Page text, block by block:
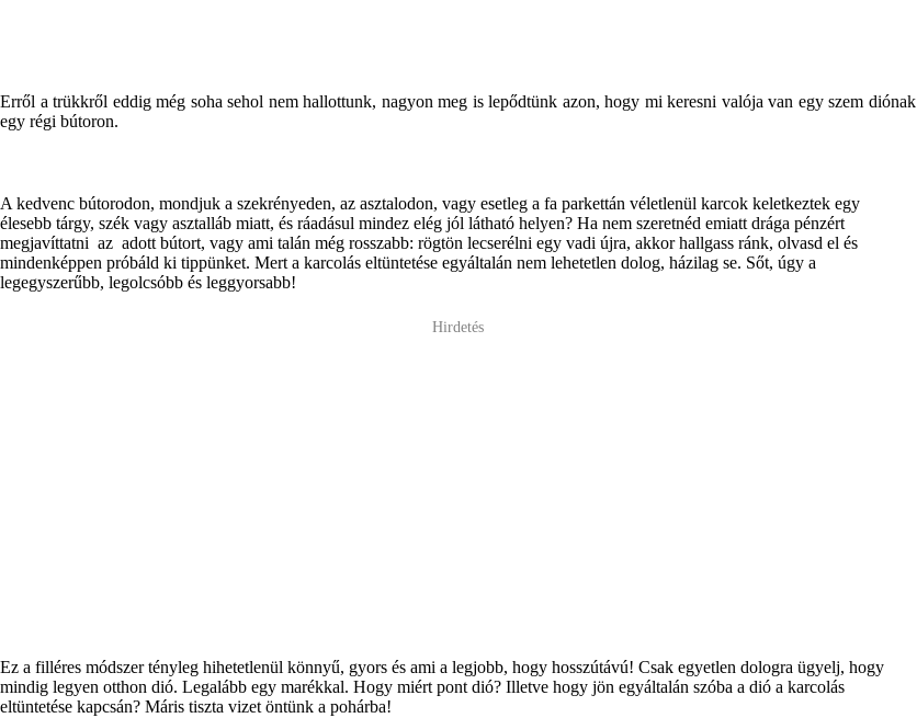
Erről a trükkről eddig még soha sehol nem hallottunk, nagyon meg is lepődtünk azon, hogy mi keresni valója van egy szem diónak
egy régi bútoron.
A kedvenc bútorodon, mondjuk a szekrényeden, az asztalodon, vagy esetleg a fa parkettán véletlenül karcok keletkeztek egy
élesebb tárgy, szék vagy asztalláb miatt, és ráadásul mindez elég jól látható helyen? Ha nem szeretnéd emiatt drága pénzért
megjavíttatni az adott bútort, vagy ami talán még rosszabb: rögtön lecserélni egy vadi újra, akkor hallgass ránk, olvasd el és
mindenképpen próbáld ki tippünket. Mert a karcolás eltüntetése egyáltalán nem lehetetlen dolog, házilag se. Sőt, úgy a
legegyszerűbb, legolcsóbb és leggyorsabb!
Hirdetés
Ez a filléres módszer tényleg hihetetlenül könnyű, gyors és ami a legjobb, hogy hosszútávú! Csak egyetlen dologra ügyelj, hogy
mindig legyen otthon dió. Legalább egy marékkal. Hogy miért pont dió? Illetve hogy jön egyáltalán szóba a dió a karcolás
eltüntetése kapcsán? Máris tiszta vizet öntünk a pohárba!